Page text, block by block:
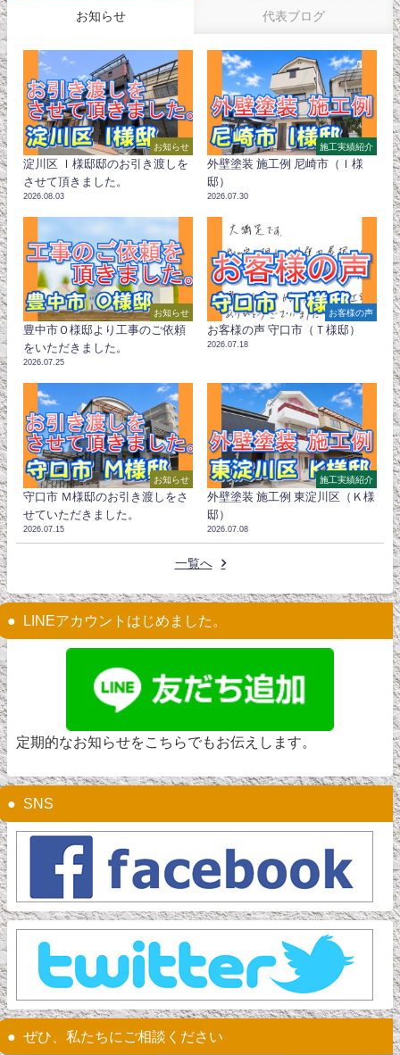
お知らせ 代表ブログ
お知らせ
淀川区 Ｉ様邸邸のお引き渡しを
させて頂きました。
2026.08.03
施工実績紹介
外壁塗装 施工例 尼崎市（Ｉ様
邸）
2026.07.30
お知らせ
豊中市Ｏ様邸より工事のご依頼
をいただきました。
2026.07.25
お客様の声
お客様の声 守口市（Ｔ様邸）
2026.07.18
お知らせ
守口市 Ｍ様邸のお引き渡しをさ
せていただきました。
2026.07.15
施工実績紹介
外壁塗装 施工例 東淀川区（Ｋ様
邸）
2026.07.08
一覧へ
LINEアカウントはじめました。
定期的なお知らせをこちらでもお伝えします。
SNS
ぜひ、私たちにご相談ください